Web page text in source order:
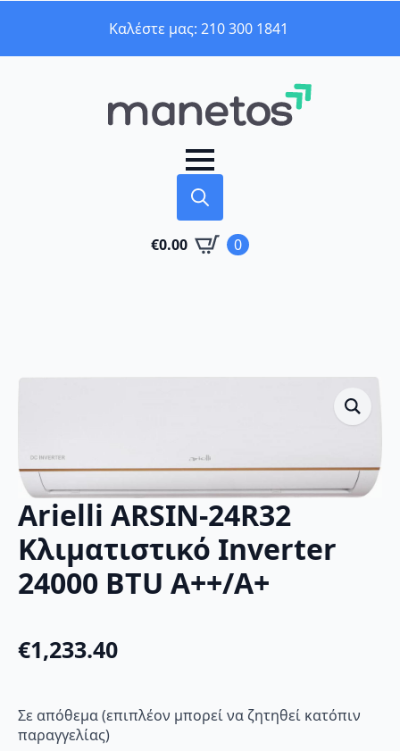
Καλέστε μας: 210 300 1841
for:
€0.00 0
Arielli ARSIN-24R32
Κλιματιστικό Inverter
24000 BTU A++/A+
€1,233.40
Σε απόθεμα (επιπλέον μπορεί να ζητηθεί κατόπιν
παραγγελίας)